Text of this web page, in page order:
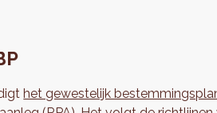
het gewestelijk